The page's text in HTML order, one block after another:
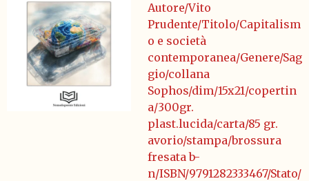
Autore/Vito
Prudente/Titolo/Capitalism
o e società
contemporanea/Genere/Sag
gio/collana
Sophos/dim/15x21/copertin
a/300gr.
plast.lucida/carta/85 gr.
avorio/stampa/brossura
fresata b-
n/ISBN/9791282333467/Stato/